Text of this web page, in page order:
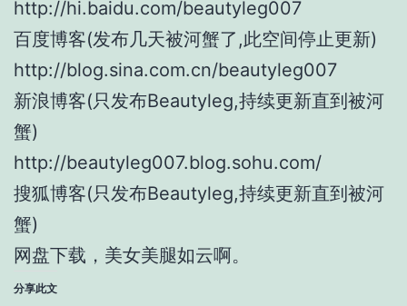
http://hi.baidu.com/beautyleg007
百度博客(发布几天被河蟹了,此空间停止更新)
http://blog.sina.com.cn/beautyleg007
新浪博客(只发布Beautyleg,持续更新直到被河
蟹)
http://beautyleg007.blog.sohu.com/
搜狐博客(只发布Beautyleg,持续更新直到被河
蟹)
网盘下载，美女美腿如云啊。
分享此文